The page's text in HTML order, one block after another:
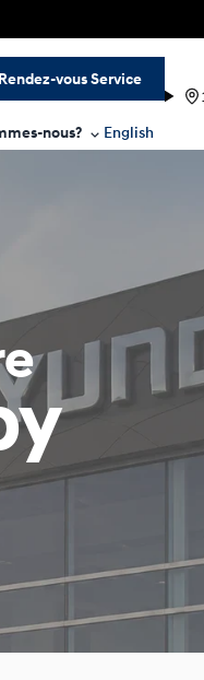
Rendez-vous Service
nous? English